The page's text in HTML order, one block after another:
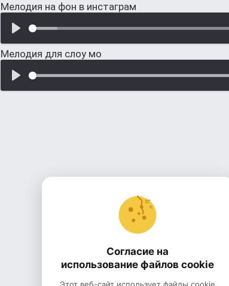
Мелодия на фон в инстаграм
Мелодия для слоу мо
Согласие на
использование файлов cookie